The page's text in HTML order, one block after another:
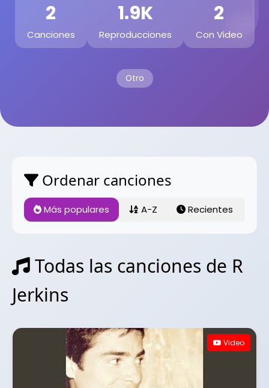
2
Canciones
1.9K
Reproducciones
2
Con Video
Otro
Ordenar canciones
Más populares A-Z Recientes
Todas las canciones de R
Jerkins
Video